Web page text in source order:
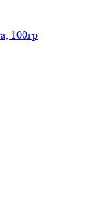
100гр